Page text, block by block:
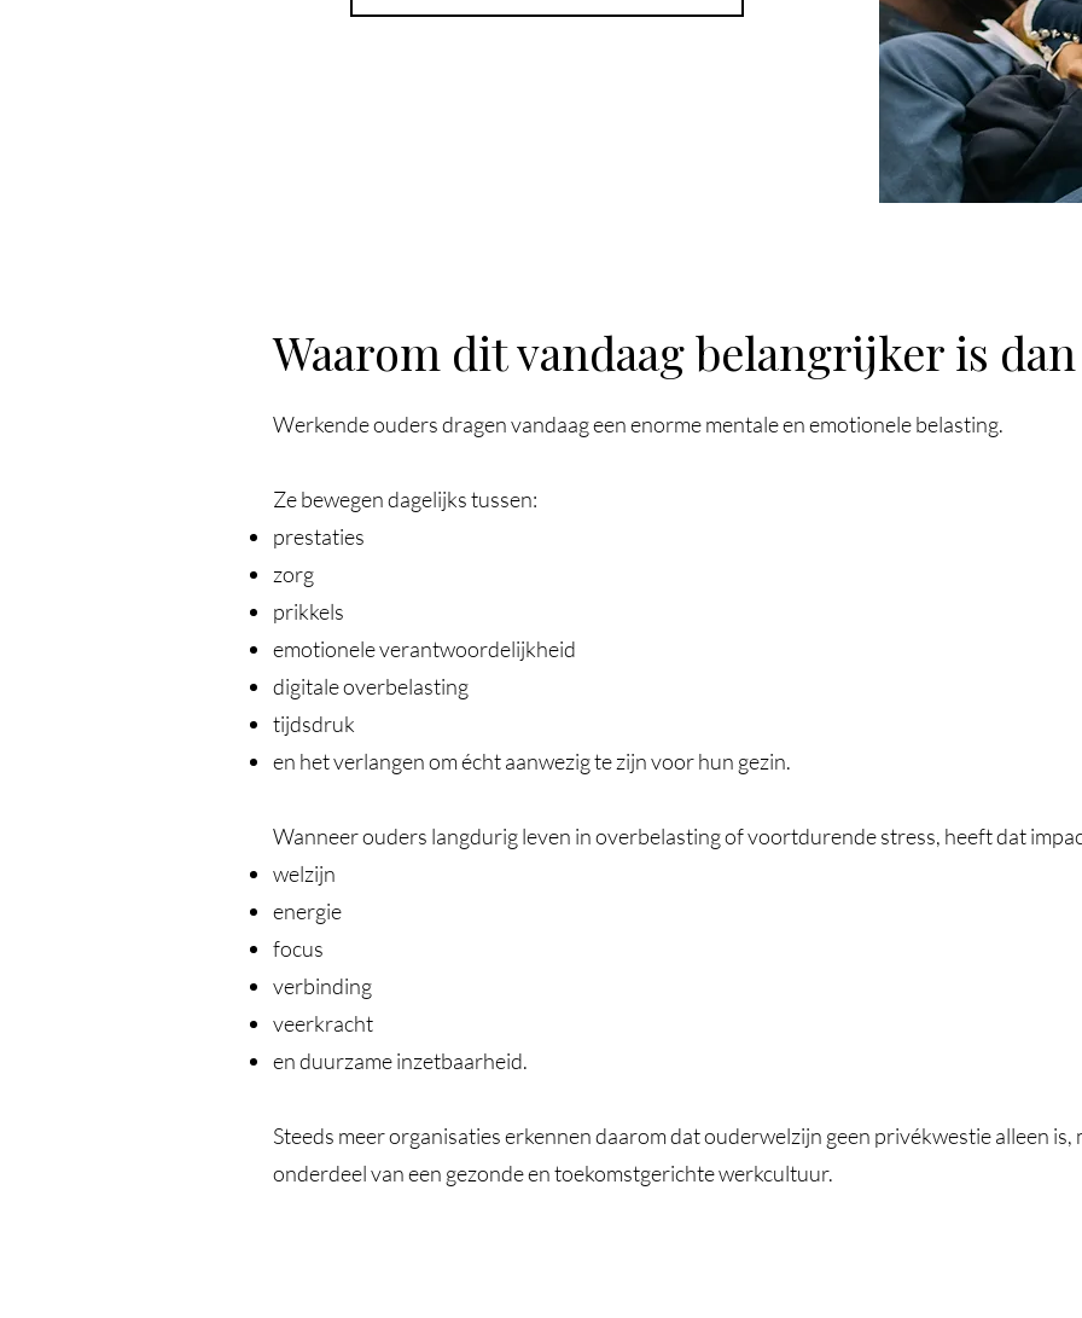
Waarom dit vandaag belangrijker is
Werkende ouders dragen vandaag een enorme mentale en emotionele belasting.
Ze bewegen dagelijks tussen:
prestaties
zorg
prikkels
emotionele verantwoordelijkheid
digitale overbelasting
tijdsdruk
en het verlangen om écht aanwezig te zijn voor hun gezin.
Wanneer ouders langdurig leven in overbelasting of voortdurende stress, heeft dat
welzijn
energie
focus
verbinding
veerkracht
en duurzame inzetbaarheid.
Steeds meer organisaties erkennen daarom dat ouderwelzijn geen privékwestie alleen is,
onderdeel van een gezonde en toekomstgerichte werkcultuur.